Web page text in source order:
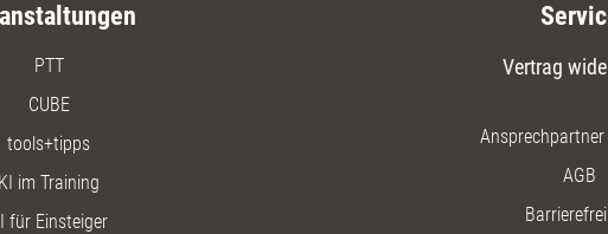
PTT
CUBE
tools+tipps
KI im Training
für Einsteiger
Vertrag
AGB